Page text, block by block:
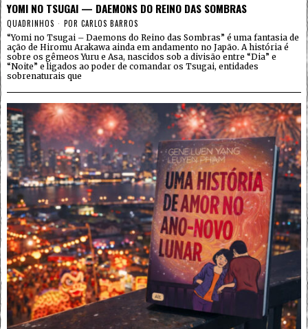
YOMI NO TSUGAI — DAEMONS DO REINO DAS SOMBRAS
QUADRINHOS POR CARLOS BARROS
“Yomi no Tsugai – Daemons do Reino das Sombras” é uma fantasia de
ação de Hiromu Arakawa ainda em andamento no Japão. A história é
sobre os gêmeos Yuru e Asa, nascidos sob a divisão entre “Dia” e
“Noite” e ligados ao poder de comandar os Tsugai, entidades
sobrenaturais que